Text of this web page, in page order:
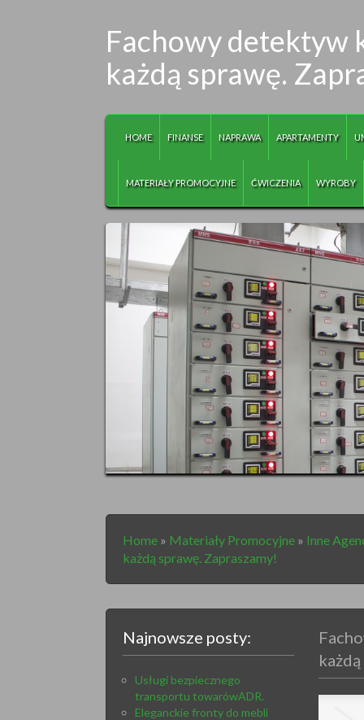
Fachowy detektyw
każdą sprawę.
HOME FINANSE NAPRAWA APARTAMENTY
MATERIAŁY PROMOCYJNE ĆWICZENIA WYROBY
Home » Materiały Promocyjne » Inne
każdą sprawę. Zapraszamy!
Najnowsze posty:
Usługi bezpiecznego
transportu towarówADR.
Eleganckie fronty do mebli